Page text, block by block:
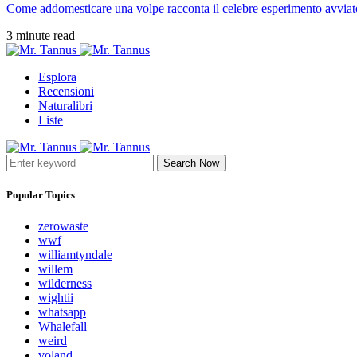
Come addomesticare una volpe racconta il celebre esperimento
3 minute read
Esplora
Recensioni
Naturalibri
Liste
Search Now
Popular Topics
zerowaste
wwf
williamtyndale
willem
wilderness
wightii
whatsapp
Whalefall
weird